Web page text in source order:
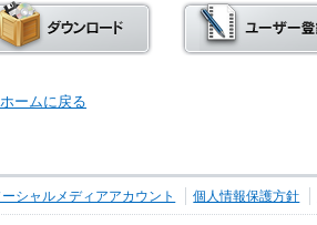
ームに戻る
シャルメディアアカウント 個人情報保護方針